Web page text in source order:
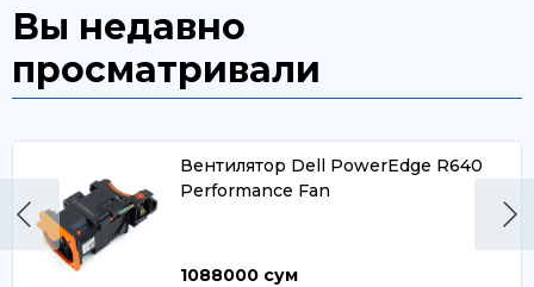
Вы недавно
просматривали
Вентилятор Dell PowerEdge R640
Performance Fan
1088000 сум